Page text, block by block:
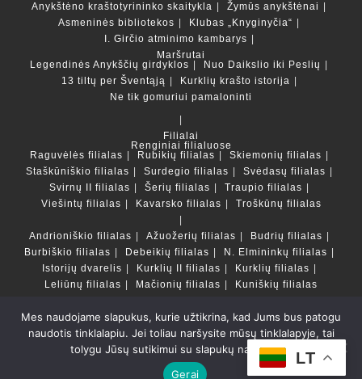
Anykštėno kraštotyrininko skaitykla
Žymūs anykštėnai
Asmeninės bibliotekos
Klubas „Knyginyčia“
I. Girčio atminimo kambarys
Maršrutai
Legendinės Anykščių girdyklos
Nuo Daikslio iki Peslių
13 tiltų per Šventąją
Kurklių krašto istorija
Ne tik gomuriui pamaloninti
Filialai
Renginiai filialuose
Raguvėlės filialas
Rubikių filialas
Skiemonių filialas
Staškūniškio filialas
Surdegio filialas
Svėdasų filialas
Svirnų II filialas
Šerių filialas
Traupio filialas
Viešintų filialas
Kavarsko filialas Troškūnų filialas
Andrioniškio filialas Ažuožerių filialas
Budrių filialas
Burbiškio filialas
Debeikių filialas
N. Elmininkų filialas
Istorijų dvarelis
Kurklių II filialas
Kurklių filialas
Leliūnų filialas
Mačionių filialas Kuniškių filialas
Duomenų bazės ir katalogai
LT
Copyright © Anykščių rajono savivaldybės Liudvikos ir
Stanislovo Didžiulių viešoji biblioteka 2022 Powered by
Getspace
LT
Mes naudojame slapukus, kurie užtikrina, kad Jums bus patogu
naudotis tinklalapiu. Jei toliau naršysite mūsų tinklalapyje, tai
tolygu Jūsų sutikimui su slapukų naudojimu.
Gerai